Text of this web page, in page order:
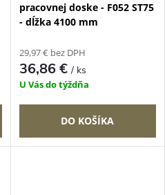
pracovnej doske - F052 ST75
- dĺžka 4100 mm
29,97 € bez DPH
36,86 €/ ks
U Vás do týždňa
DO KOŠÍKA